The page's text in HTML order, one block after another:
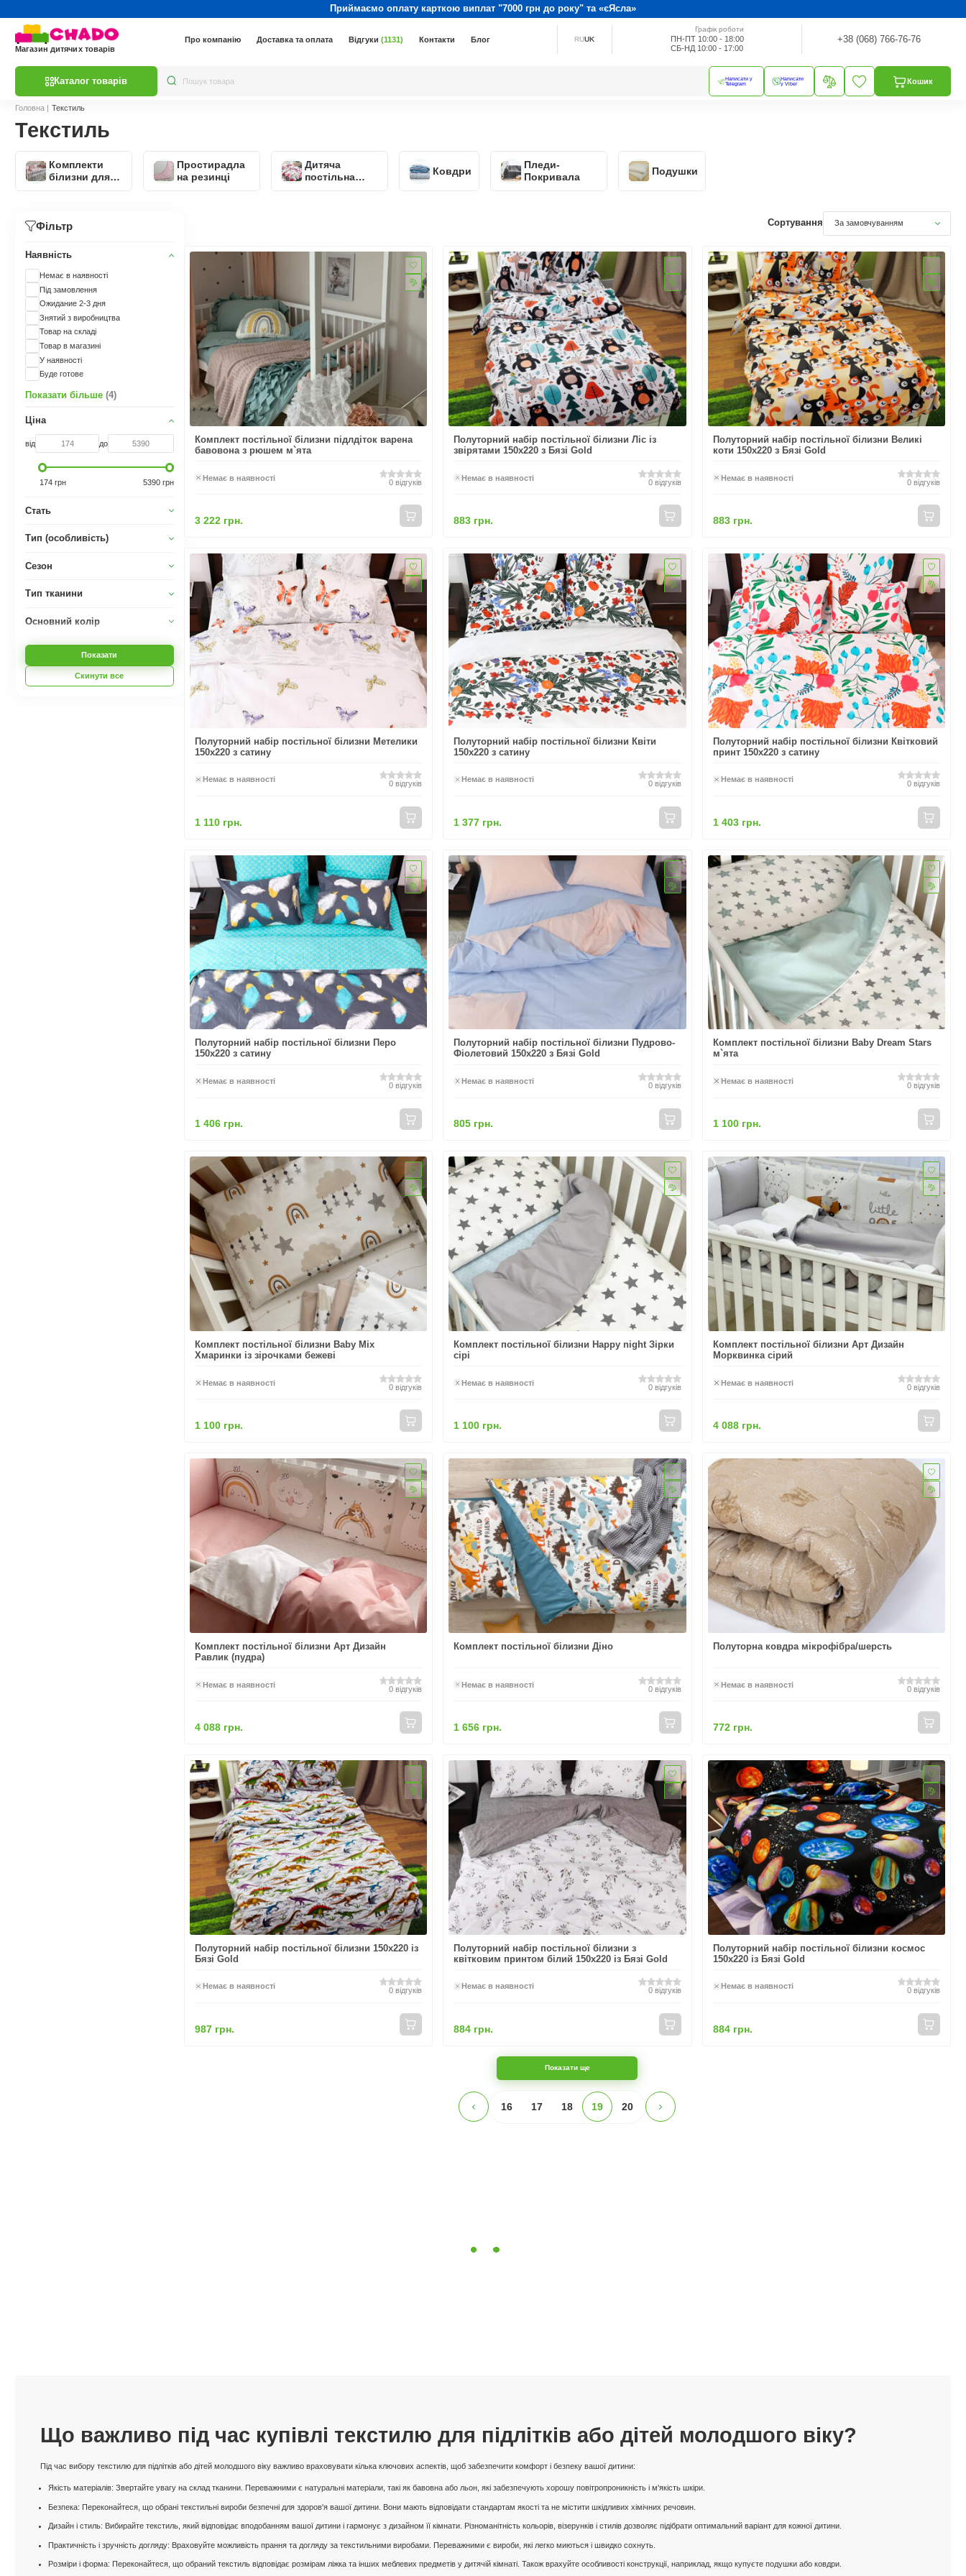
Приймаємо оплату карткою виплат "7000 грн до року" та «єЯсла»
Магазин дитячих товарів
Про компанію Доставка та оплата Відгуки(1131) Контакти Блог RUUK
Графік роботи
ПН-ПТ 10:00 - 18:00
СБ-НД 10:00 - 17:00
+38 (068) 766-76-76
Каталог товарів
Написати у
Telegram
Написати
у Viber
Кошик
Головна | Текстиль
Текстиль
Комплекти
білизни для
Простирадла
на резинці
Дитяча
постільна
Ковдри
Пледи-
Покривала
Подушки
Фільтр
Наявність
Немає в наявності
Під замовлення
Ожидание 2-3 дня
Знятий з виробництва
Товар на складі
Товар в магазині
У наявності
Буде готове
Показати більше (4)
Ціна
від до
174 грн 5390 грн
Стать
Тип (особливість)
Сезон
Тип тканини
Основний колір
Скинути все
Показати
Сортування За замовчуванням
Комплект постільної білизни підлдіток варена
бавовона з рюшем м`ята
Немає в наявності 0 відгуків
3 222 грн.
Полуторний набір постільної білизни Ліс із
звірятами 150x220 з Бязі Gold
Немає в наявності 0 відгуків
883 грн.
Полуторний набір постільної білизни Великі
коти 150x220 з Бязі Gold
Немає в наявності 0 відгуків
883 грн.
Полуторний набір постільної білизни Метелики
150x220 з сатину
Немає в наявності 0 відгуків
1 110 грн.
Полуторний набір постільної білизни Квіти
150x220 з сатину
Немає в наявності 0 відгуків
1 377 грн.
Полуторний набір постільної білизни Квітковий
принт 150x220 з сатину
Немає в наявності 0 відгуків
1 403 грн.
Полуторний набір постільної білизни Перо
150x220 з сатину
Немає в наявності 0 відгуків
1 406 грн.
Полуторний набір постільної білизни Пудрово-
Фіолетовий 150x220 з Бязі Gold
Немає в наявності 0 відгуків
805 грн.
Комплект постільної білизни Baby Dream Stars
м`ята
Немає в наявності 0 відгуків
1 100 грн.
Комплект постільної білизни Baby Mix
Хмаринки із зірочками бежеві
Немає в наявності 0 відгуків
1 100 грн.
Комплект постільної білизни Happy night Зірки
сірі
Немає в наявності 0 відгуків
1 100 грн.
Комплект постільної білизни Арт Дизайн
Морквинка сірий
Немає в наявності 0 відгуків
4 088 грн.
Комплект постільної білизни Арт Дизайн
Равлик (пудра)
Немає в наявності 0 відгуків
4 088 грн.
Комплект постільної білизни Діно
Немає в наявності 0 відгуків
1 656 грн.
Полуторна ковдра мікрофібра/шерсть
Немає в наявності 0 відгуків
772 грн.
Полуторний набір постільної білизни 150x220 із
Бязі Gold
Немає в наявності 0 відгуків
987 грн.
Полуторний набір постільної білизни з
квітковим принтом білий 150x220 із Бязі Gold
Немає в наявності 0 відгуків
884 грн.
Полуторний набір постільної білизни космос
150x220 із Бязі Gold
Немає в наявності 0 відгуків
884 грн.
Показати ще
16 17 18 19 20
Що важливо під час купівлі текстилю для підлітків або дітей молодшого віку?
Під час вибору текстилю для підлітків або дітей молодшого віку важливо враховувати кілька ключових аспектів, щоб забезпечити комфорт і безпеку вашої дитини:
Якість матеріалів: Звертайте увагу на склад тканини. Переважними є натуральні матеріали, такі як бавовна або льон, які забезпечують хорошу повітропроникність і м'якість шкіри.
Безпека: Переконайтеся, що обрані текстильні вироби безпечні для здоров'я вашої дитини. Вони мають відповідати стандартам якості та не містити шкідливих хімічних речовин.
Дизайн і стиль: Вибирайте текстиль, який відповідає вподобанням вашої дитини і гармонує з дизайном її кімнати. Різноманітність кольорів, візерунків і стилів дозволяє підібрати оптимальний варіант для кожної дитини.
Практичність і зручність догляду: Враховуйте можливість прання та догляду за текстильними виробами. Переважними є вироби, які легко миються і швидко сохнуть.
Розміри і форма: Переконайтеся, що обраний текстиль відповідає розмірам ліжка та інших меблевих предметів у дитячій кімнаті. Також врахуйте особливості конструкції, наприклад, якщо купуєте подушки або ковдри.